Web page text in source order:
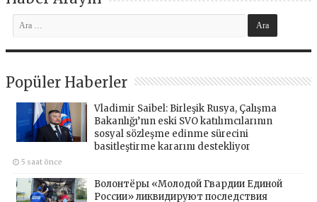
Popüler Haberler
Vladimir Saibel: Birleşik Rusya, Çalışma
Bakanlığı’nın eski SVO katılımcılarının
sosyal sözleşme edinme sürecini
basitleştirme kararını destekliyor
5 saat önce
Волонтёры «Молодой Гвардии Единой
России» ликвидируют последствия